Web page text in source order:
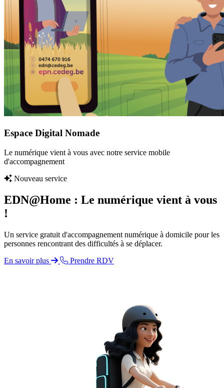
Espace Digital Nomade
Le numérique vient à vous avec notre service mobile
d'accompagnement
Nouveau service
EDN@Home : Le numérique vient à vous
!
Un service gratuit d'accompagnement numérique à domicile pour les
personnes rencontrant des difficultés à se déplacer.
En savoir plus
Prendre RDV